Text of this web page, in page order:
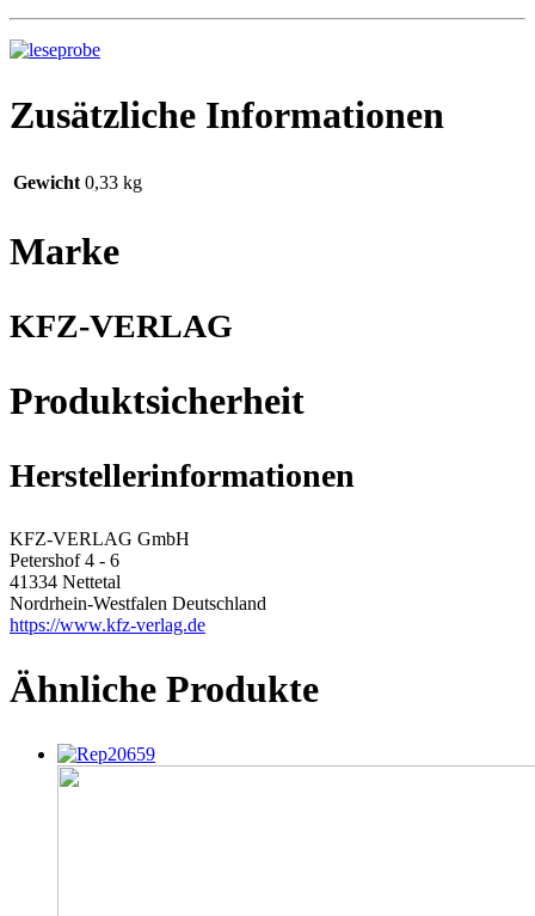
Zusätzliche Informationen
Gewicht 0,33 kg
Marke
KFZ-VERLAG
Produktsicherheit
Herstellerinformationen
KFZ-VERLAG GmbH
Petershof 4 - 6
41334 Nettetal
Nordrhein-Westfalen Deutschland
https://www.kfz-verlag.de
Ähnliche Produkte